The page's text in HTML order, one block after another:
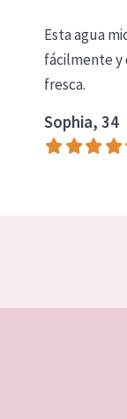
Esta agua
fácilmente y
fresca.
Sophia, 34